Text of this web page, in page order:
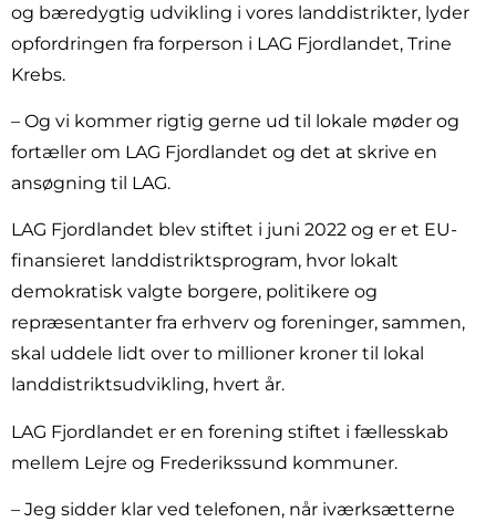
og bæredygtig udvikling i vores landdistrikter, lyder
opfordringen fra forperson i LAG Fjordlandet, Trine
Krebs.
– Og vi kommer rigtig gerne ud til lokale møder og
fortæller om LAG Fjordlandet og det at skrive en
ansøgning til LAG.
LAG Fjordlandet blev stiftet i juni 2022 og er et EU-
finansieret landdistriktsprogram, hvor lokalt
demokratisk valgte borgere, politikere og
repræsentanter fra erhverv og foreninger, sammen,
skal uddele lidt over to millioner kroner til lokal
landdistriktsudvikling, hvert år.
LAG Fjordlandet er en forening stiftet i fællesskab
mellem Lejre og Frederikssund kommuner.
– Jeg sidder klar ved telefonen, når iværksætterne